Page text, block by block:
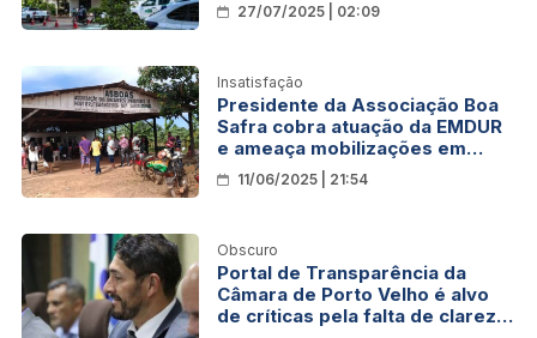
27/07/2025 | 02:09
Insatisfação
Presidente da Associação Boa
Safra cobra atuação da EMDUR
e ameaça mobilizações em
setor produtivo de Porto Velho
11/06/2025 | 21:54
Obscuro
Portal de Transparência da
Câmara de Porto Velho é alvo
de críticas pela falta de clareza